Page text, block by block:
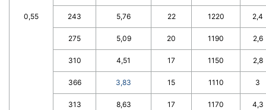
0,55 243 5,76 22 1220 2,4
275 5,09 20 1190 2,6
310 4,51 17 1150 2,8
366 3,83 15 1110 3
313 8,63 17 1170 4,3